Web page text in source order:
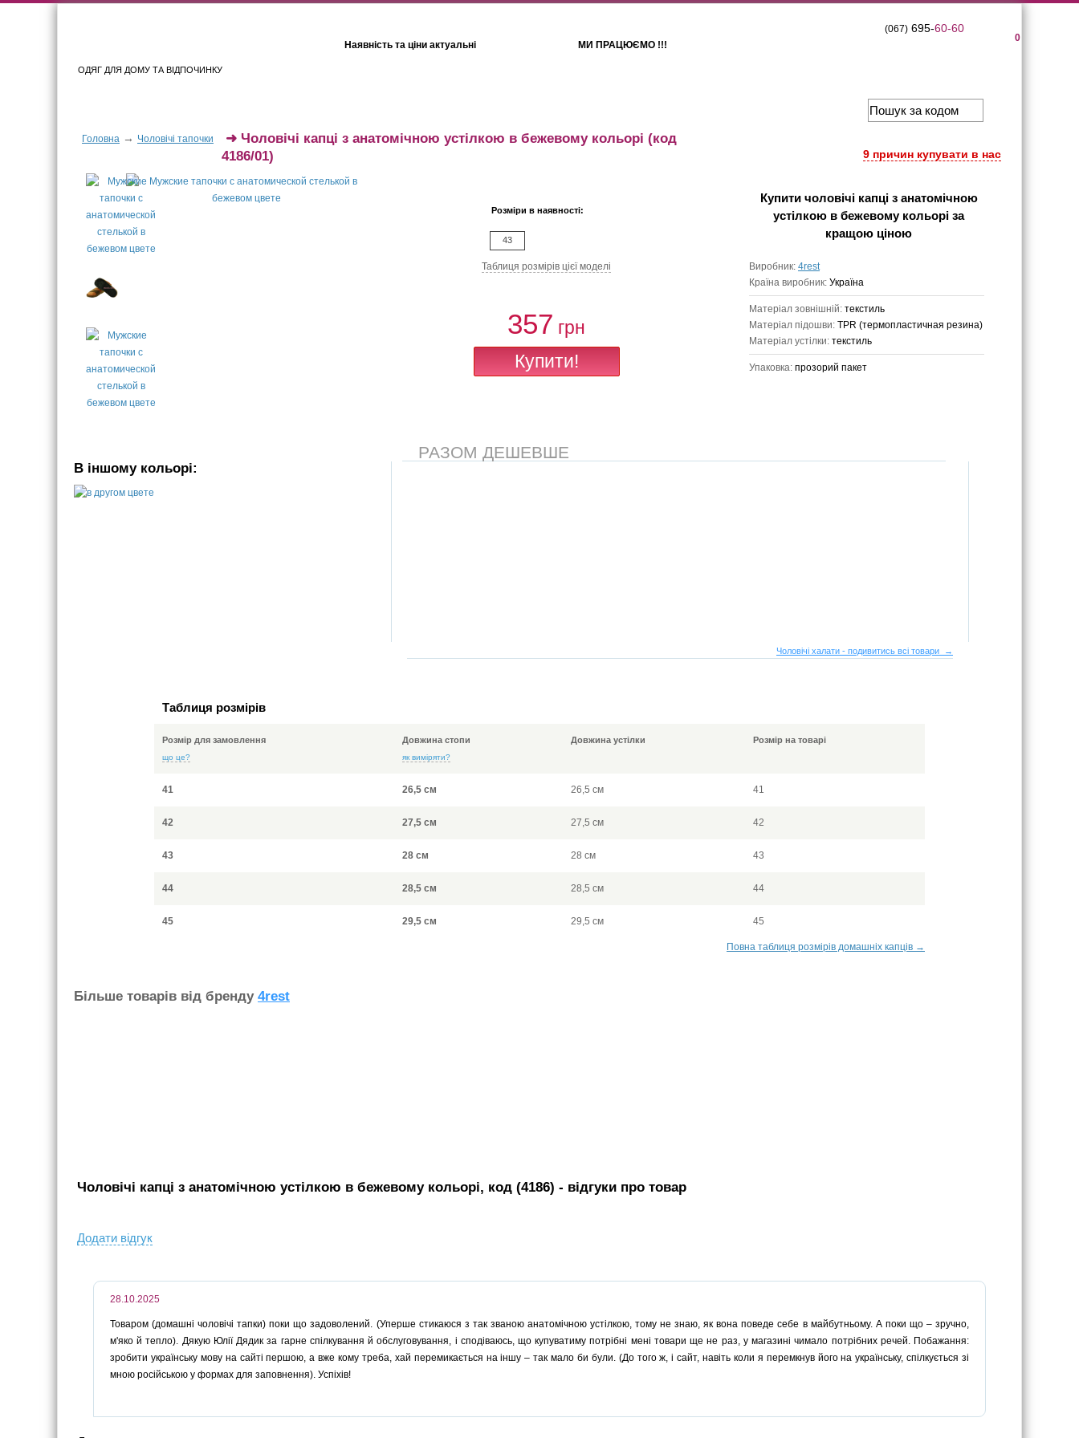
ОДЯГ ДЛЯ ДОМУ ТА ВІДПОЧИНКУ
Наявність та ціни актуальні МИ ПРАЦЮЄМО !!!
0
(067)695-60-60
Головна → Чоловічі тапочки
9 причин купувати в нас
➜ Чоловічі капці з анатомічною устілкою в бежевому кольорі (код
4186/01)
Розміри в наявності:
43
Таблиця розмiрiв цiєї моделi
357 грн
Купити чоловічі капці з анатомічною
устілкою в бежевому кольорі за
кращою ціною
Виробник: 4rest
Країна виробник: Україна
Матеріал зовнішній: текстиль
Матеріал підошви: TPR (термопластичная резина)
Матеріал устілки: текстиль
Упаковка: прозорий пакет
В іншому кольорі:
РАЗОМ ДЕШЕВШЕ
Чоловічі халати - подивитись всі товари →
Таблиця розмірів
Розмір для замовлення
що це?
Довжина стопи
як виміряти?
Довжина устілки Розмір на товарі
41 26,5 см 26,5 см 41
42 27,5 см 27,5 см 42
43 28 см 28 см 43
44 28,5 см 28,5 см 44
45 29,5 см 29,5 см 45
Повна таблиця розмірів домашніх капців →
Бiльше товарiв вiд бренду 4rest
Чоловічі капці з анатомічною устілкою в бежевому кольорі, код (4186) - вiдгуки про товар
Додати вiдгук
28.10.2025
Товаром (домашні чоловічі тапки) поки що задоволений. (Уперше стикаюся з так званою анатомічною устілкою, тому не знаю, як вона поведе себе в майбутньому. А поки що – зручно,
м'яко й тепло). Дякую Юлії Дядик за гарне спілкування й обслуговування, і сподіваюсь, що купуватиму потрібні мені товари ще не раз, у магазині чимало потрібних речей. Побажання:
зробити українську мову на сайті першою, а вже кому треба, хай перемикається на іншу – так мало би були. (До того ж, і сайт, навіть коли я перемкнув його на українську, спілкується зі
мною російською у формах для заповнення). Успіхів!